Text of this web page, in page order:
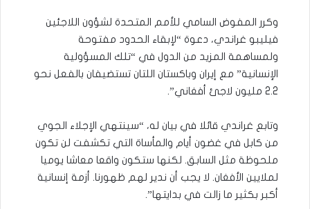
وكرر المفوض السامي للأمم المتحدة لشؤون اللاجئين
فيليبو غراندي، دعوة “لإبقاء الحدود مفتوحة
ولمساهمة المزيد من الدول في “تلك المسؤولية
الإنسانية” مع إيران وباكستان اللتان تستضيفان بالفعل نحو
2.2 مليون لاجئ أفغاني”.
وتابع غراندي قائلا في بيان له، “سينتهي الإجلاء الجوي
من كابل في غضون أيام والمأساة التي تكشفت لن تكون
ملحوظة مثل السابق. لكنها ستكون واقعا معاشا يوميا
لملايين الأفغان. لا يجب أن ندير لهم ظهورنا. أزمة إنسانية
أكبر بكثير ما زالت في بدايتها”.